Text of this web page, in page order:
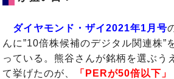
ダイヤモンド・ザイ2021年1月号
んに”10倍株候補のデジタル関連株”
っている。熊谷さんが銘柄を選ぶう
て挙げたのが、
「PERが50倍以下